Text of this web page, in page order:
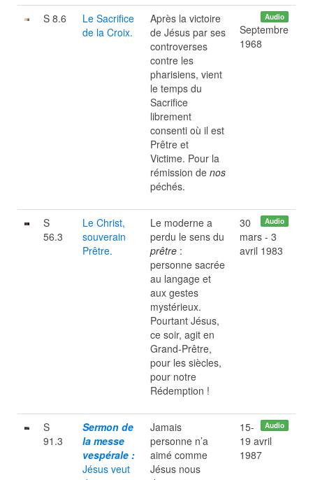
S 8.6
Le Sacrifice
de la Croix.
Après la victoire
de Jésus par ses
controverses
contre les
pharisiens, vient
le temps du
Sacrifice
librement
consenti où il est
Prêtre et
Victime. Pour la
rémission de nos
péchés.
Audio
Septembre
1968
S
56.3
Le Christ,
souverain
Prêtre.
Le moderne a
perdu le sens du
prêtre :
personne sacrée
au langage et
aux gestes
mystérieux.
Pourtant Jésus,
ce soir, agit en
Grand-Prêtre,
pour les siècles,
pour notre
Rédemption !
Audio
30
mars - 3
avril 1983
S
91.3
Sermon de
la messe
vespérale :
Jésus veut
Jamais
personne n’a
aimé comme
Jésus nous
Audio
15-
19 avril
1987